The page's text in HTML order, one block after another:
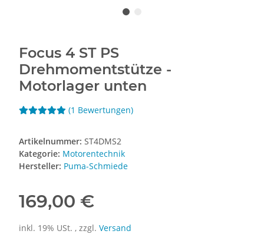
Focus 4 ST PS
Drehmomentstütze -
Motorlager unten
(1 Bewertungen)
Artikelnummer: ST4DMS2
Kategorie: Motorentechnik
Hersteller: Puma-Schmiede
169,00 €
inkl. 19% USt. , zzgl. Versand